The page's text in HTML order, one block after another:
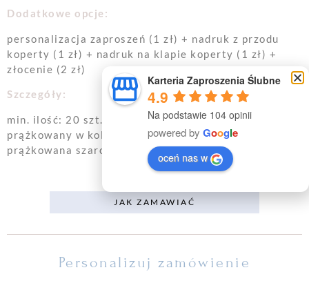
Dodatkowe opcje:
personalizacja zaproszeń (1 zł) + nadruk z przodu
koperty (1 zł) + nadruk na klapie koperty (1 zł) +
złocenie (2 zł)
Szczegóły:
min. ilość: 20 szt. | wymiary: 11,5 x 16,5 cm | papier:
prążkowany w kolorze złamanej bieli 300 g | koperta:
prążkowana szaroróżowa 250 g
JAK ZAMAWIAĆ
Personalizuj zamówienie
Karteria Zaproszenia Ślubne
4.9
Na podstawie 104 opinii
powered by Google
oceń nas w